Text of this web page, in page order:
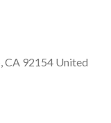
CA 92154 United